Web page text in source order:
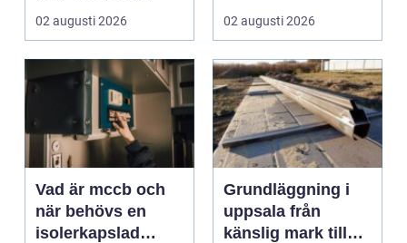
värme. Det är också
02 augusti 2026 02 augusti 2026
Vad är mccb och
när behövs en
isolerkapslad
Grundläggning i
uppsala från
känslig mark till